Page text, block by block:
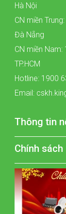
Hà Nội
CN miền
Đà Nẵng
CN miền Nam:
TP.HCM
Hotline: 1900
Email:
Thông tin
Chính sách